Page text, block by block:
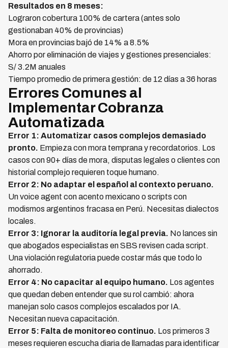
Resultados en 8 meses:
Lograron cobertura 100% de cartera (antes solo
gestionaban 40% de provincias)
Mora en provincias bajó de 14% a 8.5%
Ahorro por eliminación de viajes y gestiones presenciales:
S/ 3.2M anuales
Tiempo promedio de primera gestión: de 12 días a 36 horas
Errores Comunes al
Implementar Cobranza
Automatizada
Error 1: Automatizar casos complejos demasiado
pronto. Empieza con mora temprana y recordatorios. Los
casos con 90+ días de mora, disputas legales o clientes con
historial complejo requieren toque humano.
Error 2: No adaptar el español al contexto peruano.
Un voice agent con acento mexicano o scripts con
modismos argentinos fracasa en Perú. Necesitas dialectos
locales.
Error 3: Ignorar la auditoría legal previa. No lances sin
que abogados especialistas en SBS revisen cada script.
Una violación regulatoria puede costar más que todo lo
ahorrado.
Error 4: No capacitar al equipo humano. Los agentes
que quedan deben entender que su rol cambió: ahora
manejan solo casos complejos escalados por IA.
Necesitan nueva capacitación.
Error 5: Falta de monitoreo continuo. Los primeros 3
meses requieren escucha diaria de llamadas para identificar